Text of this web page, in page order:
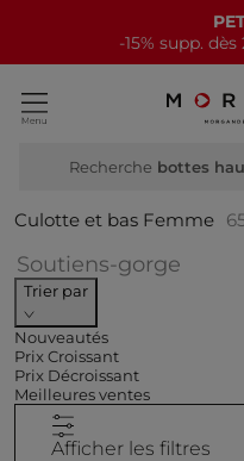
15€
Recherche
Culotte et bas Femme
Soutiens-gorge
Trier par
Nouveautés
Prix Croissant
Prix Décroissant
Meilleures ventes
Afficher les filtres